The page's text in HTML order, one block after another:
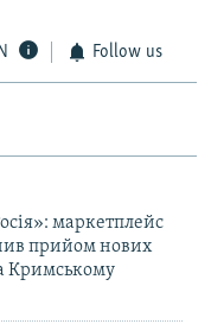
Follow us
маркетплейс
прийом нових
Кримському